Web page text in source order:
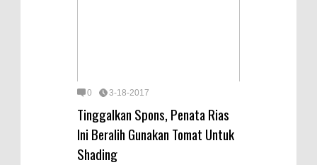
0 3-18-2017
Tinggalkan Spons, Penata Rias
Ini Beralih Gunakan Tomat Untuk
Shading